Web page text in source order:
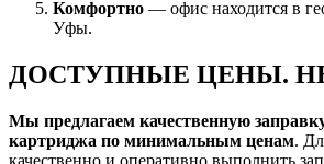
Комфортно — офис находится в
Уфы.
ДОСТУПНЫЕ ЦЕНЫ.
Мы предлагаем качественную
картриджа по минимальным ценам.
качественно и оперативно выполнить